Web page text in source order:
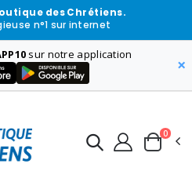
des Chrétiens.
n°1 sur internet
sur notre application
×
0